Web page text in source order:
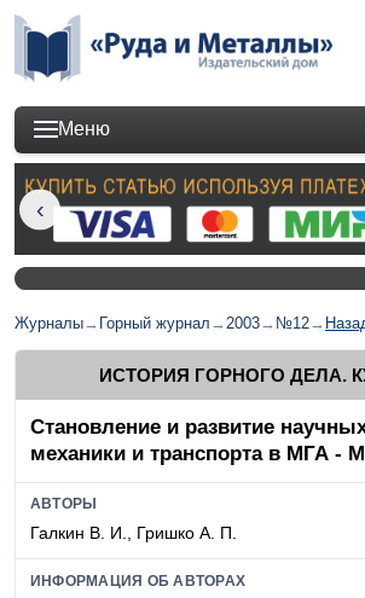
Меню
Журналы→ Горный журнал →2003→ №12→
ИСТОРИЯ ГОРНОГО ДЕЛА.
Становление и развитие
механики и транспорта в МГА -
АВТОРЫ
Галкин В. И., Гришко А. П.
ИНФОРМАЦИЯ ОБ АВТОРАХ